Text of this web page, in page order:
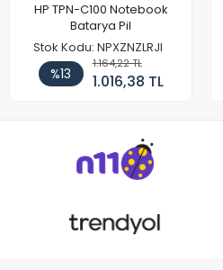
HP TPN-C100 Notebook
Batarya Pil
Stok Kodu: NPXZNZLRJI
%13
1.164,22 TL
1.016,38 TL